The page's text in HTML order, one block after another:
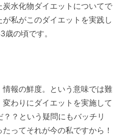
水化物ダイエットについてで
私がこのダイエットを実践し
の頃です。
報の鮮度。という意味では難
わりにダイエットを実施して
？という疑問にもバッチリ
ってそれが今の私ですから！